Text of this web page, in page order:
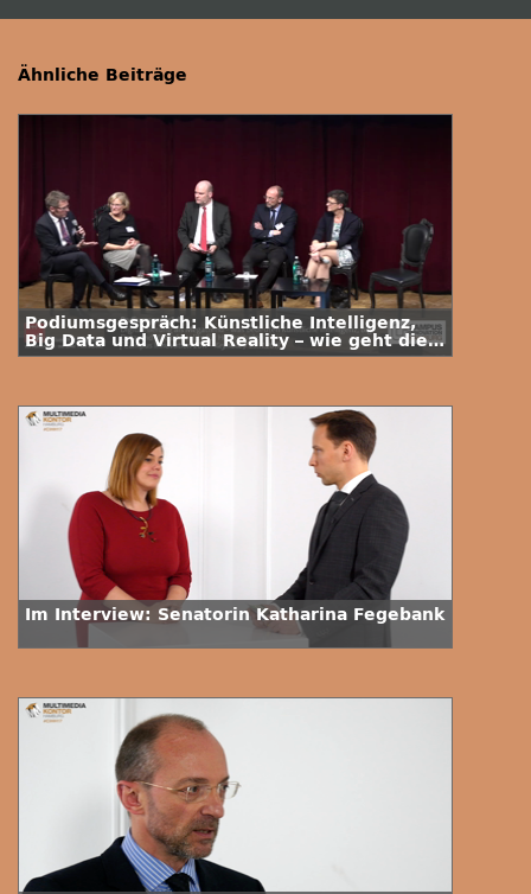
Ähnliche Beiträge
Podiumsgespräch: Künstliche Intelligenz,
Big Data und Virtual Reality – wie geht die
Wissenschaft mit ihrer neuen
Im Interview: Senatorin Katharina Fegebank